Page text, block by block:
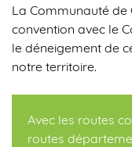
La Communauté de
convention avec le
le déneigement de
notre territoire.
Avec les routes
routes